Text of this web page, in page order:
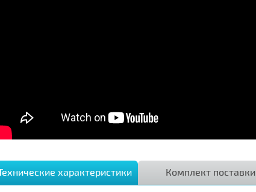
характеристики Комплект поставки